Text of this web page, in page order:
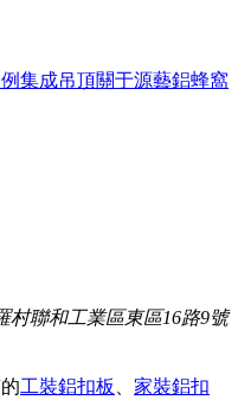
集成吊頂關于源藝鋁蜂窩
村聯和工業區東區16路9號
工裝鋁扣板
家裝鋁扣